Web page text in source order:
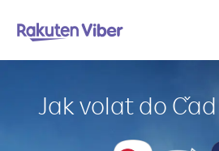
Jak volat do